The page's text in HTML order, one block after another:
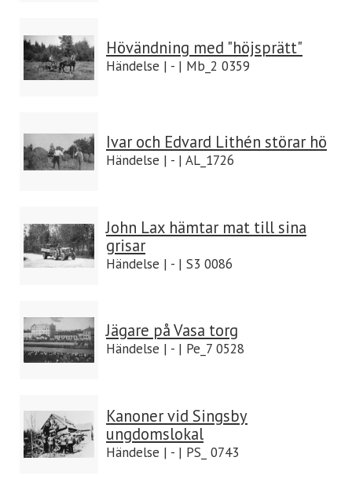
Hövändning med "höjsprätt"
Händelse | - | Mb_2 0359
Ivar och Edvard Lithén störar hö
Händelse | - | AL_1726
John Lax hämtar mat till sina
grisar
Händelse | - | S3 0086
Jägare på Vasa torg
Händelse | - | Pe_7 0528
Kanoner vid Singsby
ungdomslokal
Händelse | - | PS_ 0743